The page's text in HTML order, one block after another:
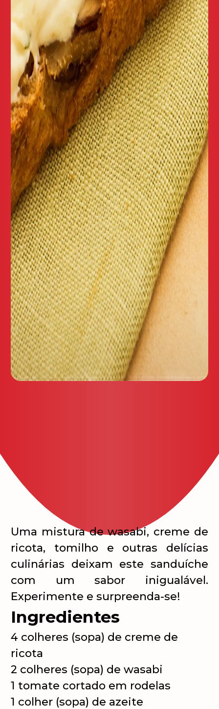
Uma mistura de wasabi, creme de
ricota, tomilho e outras delícias
culinárias deixam este sanduíche
com um sabor inigualável.
Experimente e surpreenda-se!
Ingredientes
4 colheres (sopa) de creme de
ricota
2 colheres (sopa) de wasabi
1 tomate cortado em rodelas
1 colher (sopa) de azeite